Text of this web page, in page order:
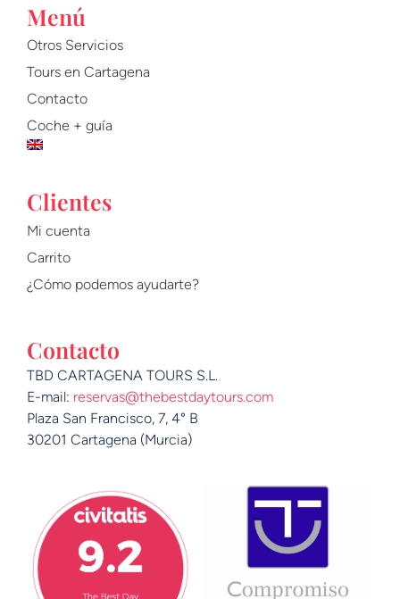
b
o
k
b
Menú
Otros Servicios
Tours en Cartagena
Contacto
Coche + guía
Clientes
Mi cuenta
Carrito
¿Cómo podemos ayudarte?
Contacto
TBD CARTAGENA TOURS S.L.
E-mail: reservas@thebestdaytours.com
Plaza San Francisco, 7, 4° B
30201 Cartagena (Murcia)